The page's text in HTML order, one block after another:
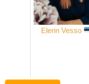
Elerin Vesso